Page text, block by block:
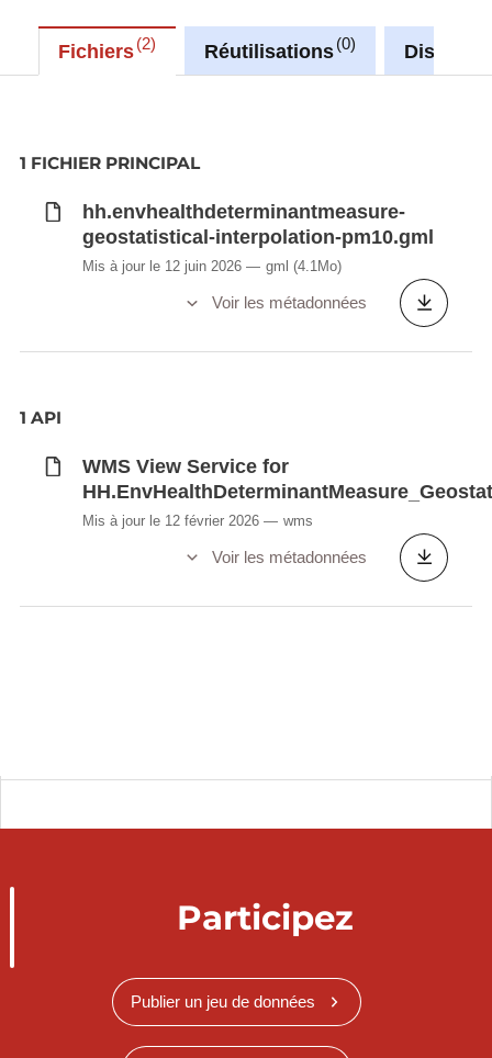
Fichiers 2 Réutilisations 0
1 FICHIER PRINCIPAL
hh.envhealthdeterminantmeasure-
geostatistical-interpolation-pm10.gml
Mis à jour le 12 juin 2026 gml (4.1Mo)
Voir les métadonnées
1 API
WMS View Service for
Mis à jour le 12 février 2026 wms
Voir les métadonnées
Participez
Publier un jeu de données